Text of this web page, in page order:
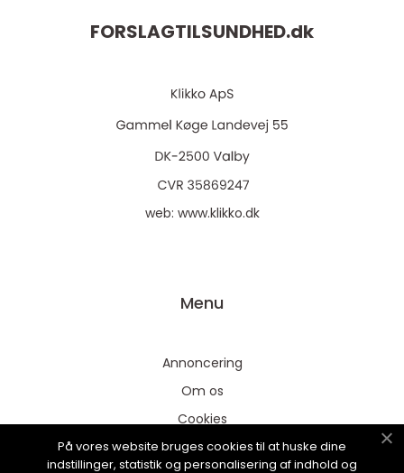
FORSLAGTILSUNDHED.dk
web: www.klikko.dk
Menu
Annoncering
Om os
Cookies
Kontakt os
På vores website bruges cookies til at huske dine
indstillinger, statistik og personalisering af indhold og